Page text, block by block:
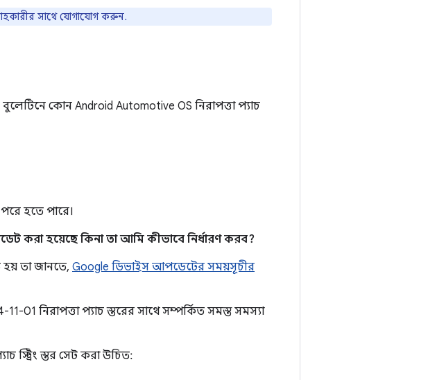
সাথে যোগাযোগ করুন.
কোন Android Automotive OS নিরাপত্তা প্যাচ
হতে পারে।
করা হয়েছে কিনা তা আমি কীভাবে নির্ধারণ করব?
হয় তা জানতে, Google ডিভাইস আপডেটের সময়সূচীর
01 নিরাপত্তা প্যাচ স্তরের সাথে সম্পর্কিত সমস্ত সমস্যা
স্ট্রিং স্তর সেট করা উচিত: